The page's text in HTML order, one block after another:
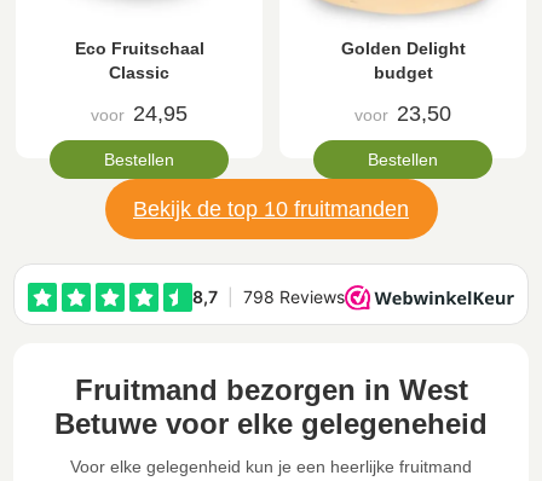
Eco Fruitschaal
Classic
voor 24,95
Bestellen
Golden Delight
budget
voor 23,50
Bestellen
Bekijk de top 10 fruitmanden
Fruitmand bezorgen in West
Betuwe voor elke gelegeneheid
Voor elke gelegenheid kun je een heerlijke fruitmand